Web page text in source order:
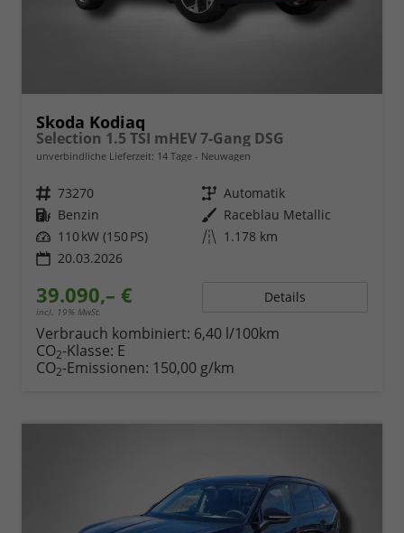
Skoda Kodiaq
Selection 1.5 TSI mHEV 7-Gang DSG
unverbindliche Lieferzeit: 14 Tage Neuwagen
Fahrzeugnr. 73270 Getriebe Automatik
Kraftstoff Benzin Außenfarbe Raceblau Metallic
Leistung 110 kW (150 PS) Kilometerstand 1.178 km
20.03.2026
39.090,– €
incl. 19% MwSt.
Details
Verbrauch kombiniert: 6,40 l/100km
CO2-Klasse: E
CO2-Emissionen: 150,00 g/km